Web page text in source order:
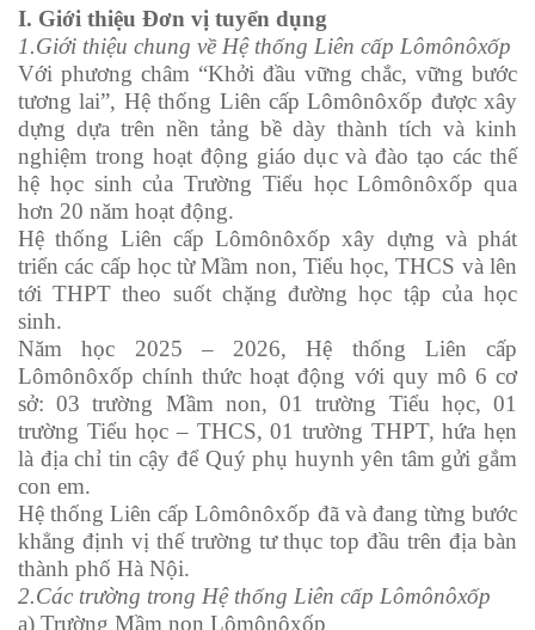
I. Giới thiệu Đơn vị tuyển dụng
1.Giới thiệu chung về Hệ thống Liên cấp Lômônôxốp
Với phương châm “Khởi đầu vững chắc, vững bước
tương lai”, Hệ thống Liên cấp Lômônôxốp được xây
dựng dựa trên nền tảng bề dày thành tích và kinh
nghiệm trong hoạt động giáo dục và đào tạo các thế
hệ học sinh của Trường Tiểu học Lômônôxốp qua
hơn 20 năm hoạt động.
Hệ thống Liên cấp Lômônôxốp xây dựng và phát
triển các cấp học từ Mầm non, Tiểu học, THCS và lên
tới THPT theo suốt chặng đường học tập của học
sinh.
Năm học 2025 – 2026, Hệ thống Liên cấp
Lômônôxốp chính thức hoạt động với quy mô 6 cơ
sở: 03 trường Mầm non, 01 trường Tiểu học, 01
trường Tiểu học – THCS, 01 trường THPT, hứa hẹn
là địa chỉ tin cậy để Quý phụ huynh yên tâm gửi gắm
con em.
Hệ thống Liên cấp Lômônôxốp đã và đang từng bước
khẳng định vị thế trường tư thục top đầu trên địa bàn
thành phố Hà Nội.
2.Các trường trong Hệ thống Liên cấp Lômônôxốp
a) Trường Mầm non Lômônôxốp